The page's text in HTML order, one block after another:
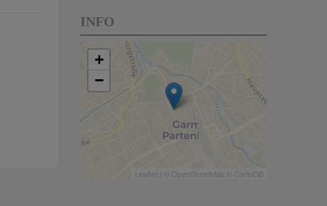
INFO
+
−
Leaflet | © OpenStreetMap © CartoDB